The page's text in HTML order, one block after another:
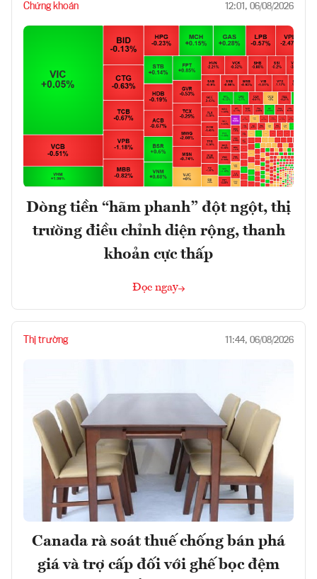
Chứng khoán 12:01, 06/08/2026
Dòng tiền “hãm phanh” đột ngột, thị
trường điều chỉnh diện rộng, thanh
khoản cực thấp
Đọc ngay
Thị trường 11:44, 06/08/2026
Canada rà soát thuế chống bán phá
giá và trợ cấp đối với ghế bọc đệm